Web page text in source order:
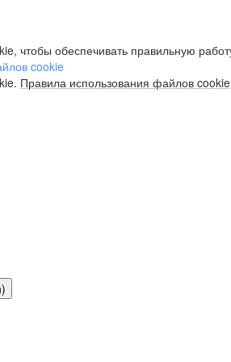
чтобы обеспечивать правильную
cookie
Правила использования файлов cookie